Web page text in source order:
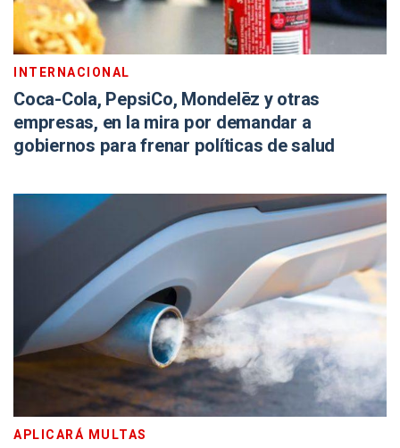
INTERNACIONAL
Coca-Cola, PepsiCo, Mondelēz y otras
empresas, en la mira por demandar a
gobiernos para frenar políticas de salud
APLICARÁ MULTAS